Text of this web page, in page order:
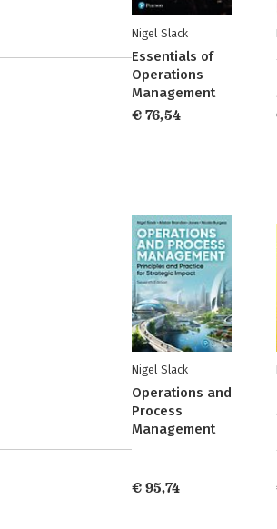
Nigel Slack
Essentials of
Operations
Management
€ 76,54
Nigel Slack
Operations and
Process
Management
€ 95,74